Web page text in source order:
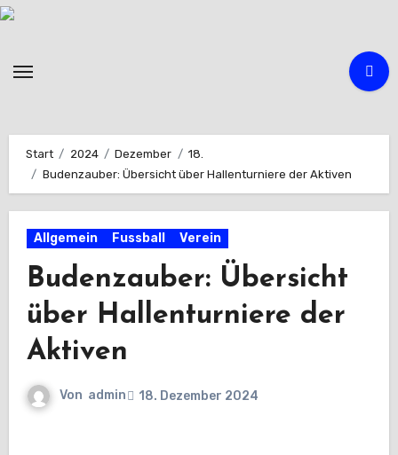
Zum
Start 2024 Dezember
18.
Budenzauber: Übersicht über Hallenturniere der Aktiven
Allgemein Fussball Verein
Budenzauber: Übersicht
über Hallenturniere der
Aktiven
Von admin 18. Dezember 2024